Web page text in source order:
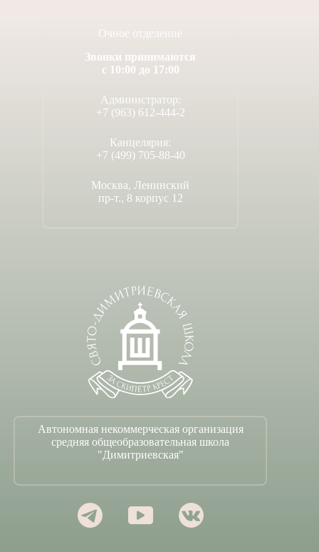
Очное отделение
Звонки принимаются
с 10:00 до 17:00
Администратор:
+7 (963) 612-444-2
Канцелярия:
+7 (499) 705-88-40
Москва, Ленинский
пр-т., 8 корпус 12
Автономная некоммерческая организация
средняя общеобразовательная школа
"Димитриевская"